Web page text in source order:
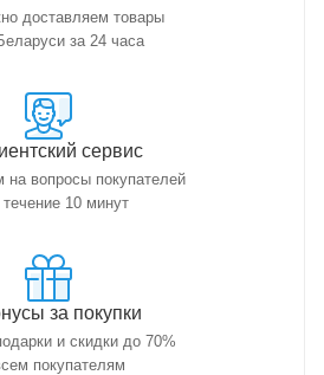
доставляем товары
за 24 часа
сервис
на вопросы покупателей
течение 10 минут
за покупки
и скидки до 70%
покупателям